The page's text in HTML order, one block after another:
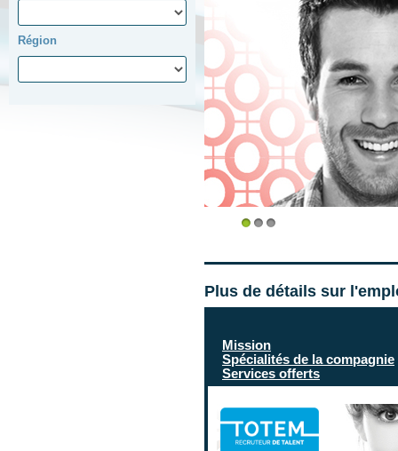
Région
Plus de détails sur
Mission
Spécialités de la compagnie
Services offerts